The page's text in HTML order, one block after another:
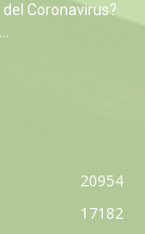
Coronavirus?
20954
17182